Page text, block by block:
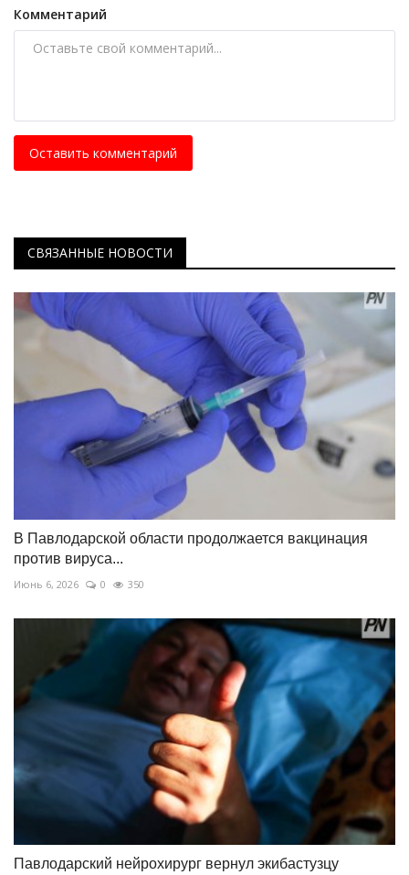
Комментарий
Оставить комментарий
СВЯЗАННЫЕ НОВОСТИ
В Павлодарской области продолжается вакцинация
против вируса...
Июнь 6, 2026 0 350
Павлодарский нейрохирург вернул экибастузцу